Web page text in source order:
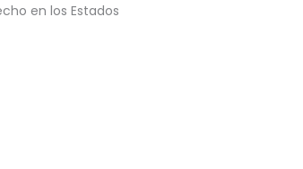
en los Estados